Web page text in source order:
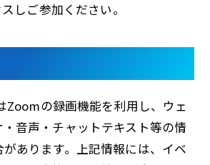
しご参加ください。
の録画機能を利用し、ウェ
音声・チャットテキスト等の情
あります。上記情報には、イベ